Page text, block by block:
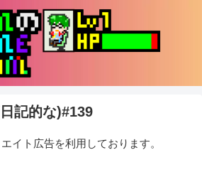
記的な)#139
イト広告を利用しております。